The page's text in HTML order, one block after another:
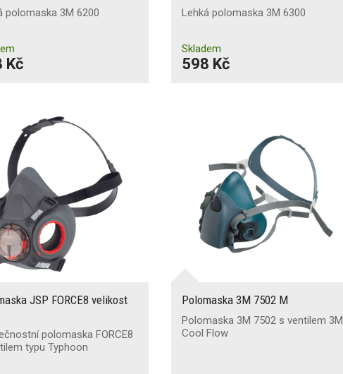
polomaska 3M 6200
Kč
Lehká polomaska 3M 6300
Skladem
598 Kč
JSP FORCE8 velikost
polomaska FORCE8
typu Typhoon
Polomaska 3M 7502 M
Polomaska 3M 7502 s ventilem 3M
Cool Flow